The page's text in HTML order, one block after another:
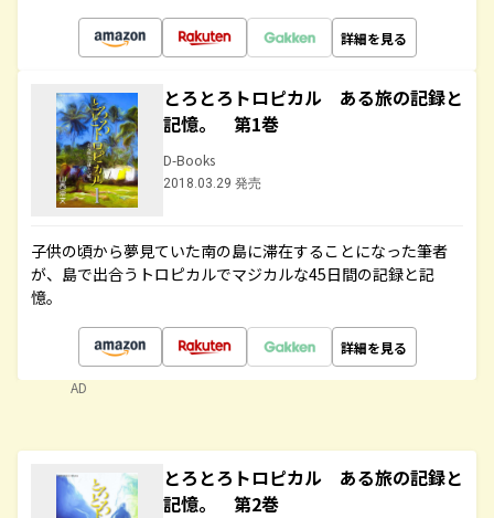
詳細を見る
とろとろトロピカル ある旅の記録と
記憶。 第1巻
D-Books
2018.03.29 発売
子供の頃から夢見ていた南の島に滞在することになった筆者
が、島で出合うトロピカルでマジカルな45日間の記録と記
憶。
詳細を見る
AD
とろとろトロピカル ある旅の記録と
記憶。 第2巻